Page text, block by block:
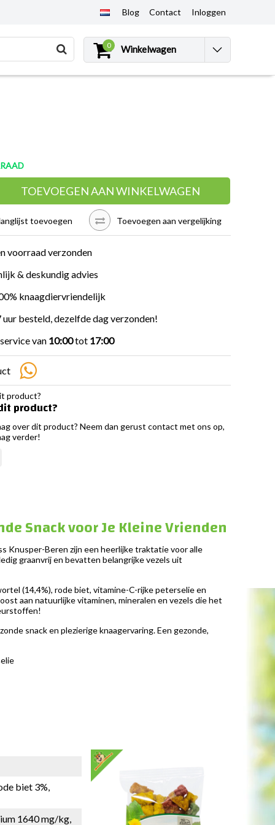
Blog Contact Inloggen
0 Winkelwagen
TOEVOEGEN AAN WINKELWAGEN
toevoegen Toevoegen aan vergelijking
voorraad verzonden
& deskundig advies
knaagdiervriendelijk
uur besteld, dezelfde dag verzonden!
van 10:00tot 17:00
product?
over dit product? Neem dan gerust contact met ons op,
verder!
Snack voor Je Kleine Vrienden
Knusper-Beren zijn een heerlijke traktatie voor alle
graanvrij en bevatten belangrijke vezels uit
(14,4%), rode biet, vitamine-C-rijke peterselie en
aan natuurlijke vitaminen, mineralen en vezels die het
snack en plezierige knaagervaring. Een gezonde,
biet 3%,
1640 mg/kg,